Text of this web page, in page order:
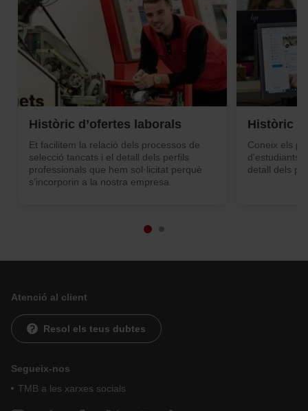
Històric d’ofertes laborals
Et facilitem la relació dels processos de
selecció tancats i el detall dels perfils
professionals que hem sol·licitat perquè
s’incorporin a la nostra empresa.
Històric
Coneix els
d'estudiants
detall dels
Atenció al client
Resol els teus dubtes
Segueix-nos
TMB a les xarxes socials